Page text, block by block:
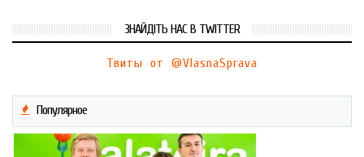
ЗНАЙДІТЬ НАС В TWITTER
Твиты от @VlasnaSprava
Популярное